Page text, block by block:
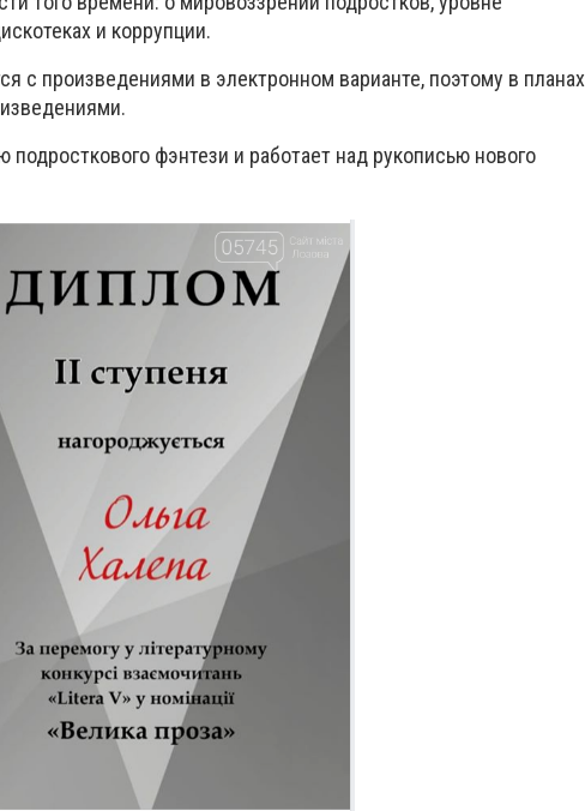
и коррупции.
с произведениями в электронном варианте, поэтому в планах
подросткового фэнтези и работает над рукописью нового